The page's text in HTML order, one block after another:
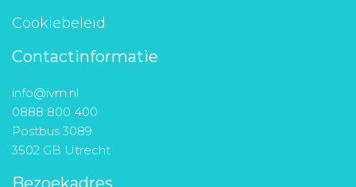
Cookiebeleid
Contactinformatie
info@ivm.nl
0888 800 400
Postbus 3089
3502 GB Utrecht
Bezoekadres